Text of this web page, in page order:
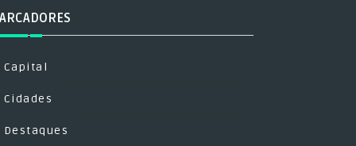
Capital
Cidades
Destaques